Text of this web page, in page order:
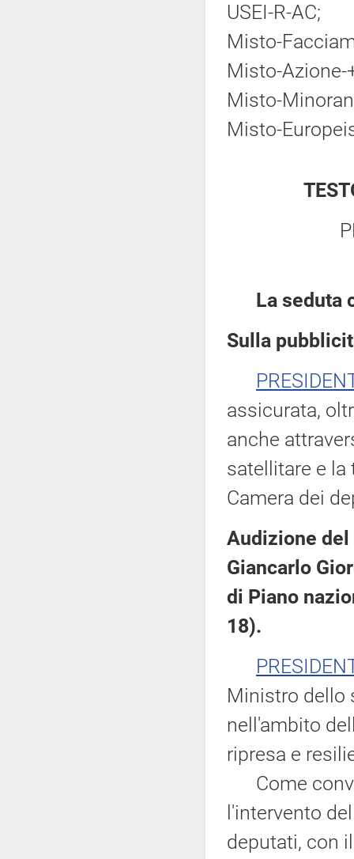
USEI-R-AC;
Misto-
Misto-Azione-
Misto-
Misto-
La seduta
Sulla
assicurata,
anche
satellitare e
Camera dei
Audizione
Giancarlo
di Piano
18).
Ministro dello
nell'ambito
ripresa e
Come
l'intervento
deputati, con